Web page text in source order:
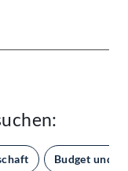
Budget und